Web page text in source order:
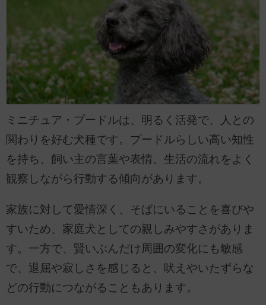
ミニチュア・プードルは、明るく活発で、人との
関わりを好む犬種です。プードルらしい高い知性
を持ち、飼い主の言葉や表情、生活の流れをよく
観察しながら行動する傾向があります。
家族に対して愛情深く、そばにいることを喜びや
すいため、家庭犬としての親しみやすさがありま
す。一方で、賢いぶんだけ周囲の変化にも敏感
で、退屈や寂しさを感じると、吠えやいたずらな
どの行動につながることもあります。